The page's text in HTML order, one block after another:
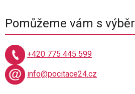
Pomůžeme vám s
+420 775 445 599
info@pocitace24.cz